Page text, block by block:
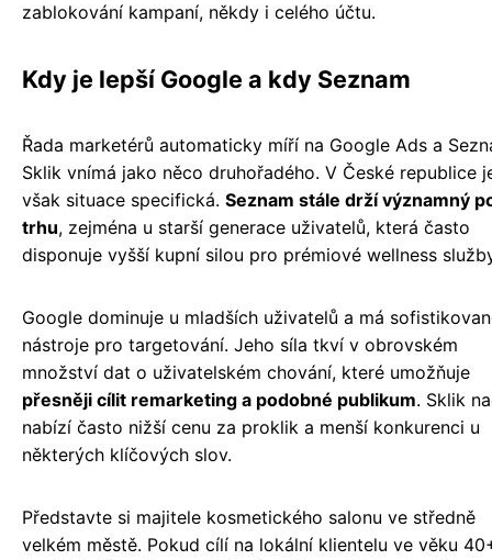
zablokování kampaní, někdy i celého účtu.
Kdy je lepší Google a kdy Seznam
Řada marketérů automaticky míří na Google Ads a
Sklik vnímá jako něco druhořadého. V České republice
však situace specifická. Seznam stále drží významný
trhu, zejména u starší generace uživatelů, která často
disponuje vyšší kupní silou pro prémiové wellness
Google dominuje u mladších uživatelů a má
nástroje pro targetování. Jeho síla tkví v obrovském
množství dat o uživatelském chování, které umožňuje
přesněji cílit remarketing a podobné publikum. Sklik
nabízí často nižší cenu za proklik a menší konkurenci u
některých klíčových slov.
Představte si majitele kosmetického salonu ve středně
velkém městě. Pokud cílí na lokální klientelu ve věku